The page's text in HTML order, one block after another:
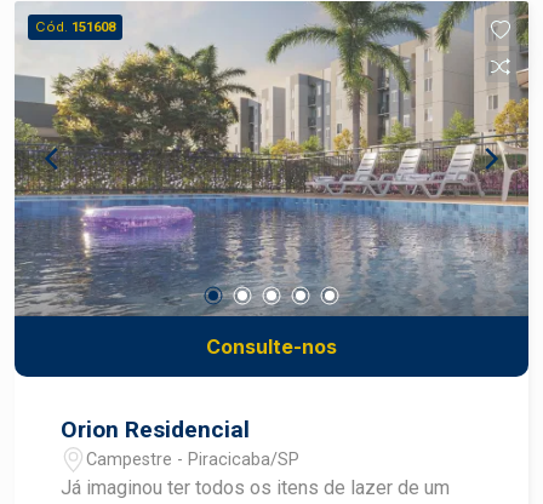
Cód. 151608
Consulte-nos
Orion Residencial
Campestre - Piracicaba/SP
Já imaginou ter todos os itens de lazer de um